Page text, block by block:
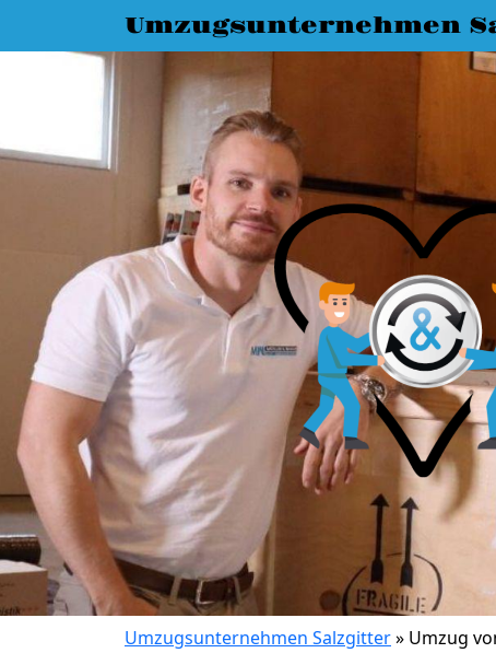
Umzugsunternehmen
Umzugsunternehmen Salzgitter» Umzug